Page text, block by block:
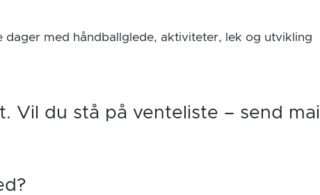
dager med håndballglede, aktiviteter, lek og utvikling
Vil du stå på venteliste – send mail